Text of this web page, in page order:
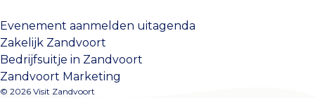
Evenement aanmelden uitagenda
Zakelijk Zandvoort
Bedrijfsuitje in Zandvoort
Zandvoort Marketing
© 2026 Visit Zandvoort